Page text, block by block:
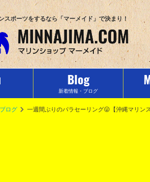
スポーツをするなら「マーメイド」で決まり！
Blog
新着情報・ブログ
ログ 一週間ぶりのパラセーリング😛【沖縄マリン